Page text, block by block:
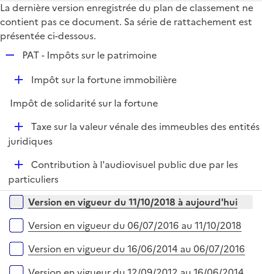
La dernière version enregistrée du plan de classement ne
contient pas ce document. Sa série de rattachement est
présentée ci-dessous.
p
i
e
r
PAT - Impôts sur le patrimoine
D
p
i
e
Impôt sur la fortune immobilière
Impôt de solidarité sur la fortune
D
é
i
e
r
Taxe sur la valeur vénale des immeubles des entités
juridiques
D
é
p
e
r
Contribution à l'audiovisuel public due par les
particuliers
Versions sur la période
Version en vigueur du 11/10/2018 à aujourd'hui
Version en vigueur du 06/07/2016 au 11/10/2018
Version en vigueur du 16/06/2014 au 06/07/2016